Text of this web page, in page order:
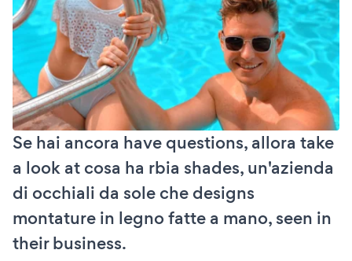
Se hai ancora have questions, allora take
a look at cosa ha rbia shades, un'azienda
di occhiali da sole che designs
montature in legno fatte a mano, seen in
their business.